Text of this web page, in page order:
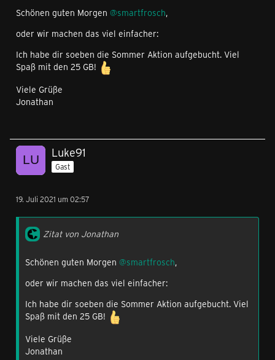
Schönen guten Morgen @smartfrosch,
oder wir machen das viel einfacher:
Ich habe dir soeben die Sommer Aktion aufgebucht. Viel
Spaß mit den 25 GB!
Viele Grüße
Jonathan
Luke91
Gast
19. Juli 2021 um 02:57
Zitat von Jonathan
Schönen guten Morgen @smartfrosch,
oder wir machen das viel einfacher:
Ich habe dir soeben die Sommer Aktion aufgebucht. Viel
Spaß mit den 25 GB!
Viele Grüße
Jonathan